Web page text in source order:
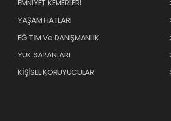
EMNİYET KEMERLERİ
YAŞAM HATLARI
EĞİTİM Ve DANIŞMANLIK
YÜK SAPANLARI
KİŞİSEL KORUYUCULAR